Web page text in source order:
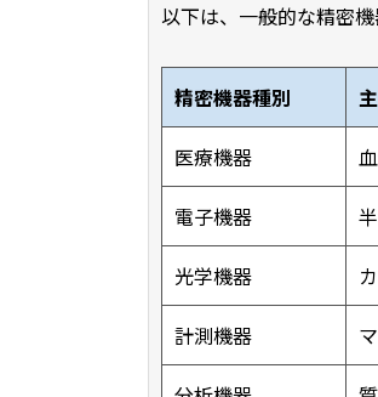
以下は、一般的な精密
精密機器種別
医療機器
電子機器
光学機器
計測機器